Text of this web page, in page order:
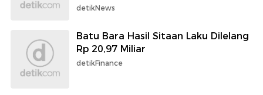
detikNews
Batu Bara Hasil Sitaan Laku Dilelang
Rp 20,97 Miliar
detikFinance